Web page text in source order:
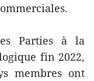
Parties à la
fin 2022,
membres ont